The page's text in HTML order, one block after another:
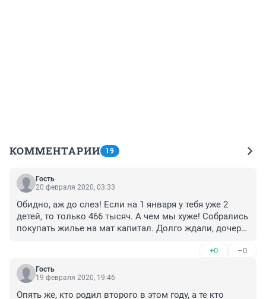
КОММЕНТАРИИ 19
Гость
20 февраля 2020, 03:33
Обидно, аж до слез! Если на 1 января у тебя уже 2
детей, то только 466 тысяч. А чем мы хуже! Собрались
покупать жилье на мат капитал. Долго ждали, дочери
хотелось бы. 150 тыс это ведь не маленькая сумма.
Поднимать так всем, а не только тем кто родил или
усыновил в 2020!
+0 –0
Гость
19 февраля 2020, 19:46
Опять же, кто родил второго в этом году, а те кто